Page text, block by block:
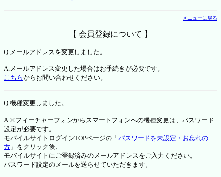
メニューに戻る
【 会員登録について 】
Q.メールアドレスを変更しました。
A.メールアドレス変更した場合はお手続きが必要です。
こちらからお問い合わせください。
Q.機種変更しました。
A.※フィーチャーフォンからスマートフォンへの機種変更は、パスワード
設定が必要です。
モバイルサイトログインTOPページの「 パスワードを未設定・お忘れの
方 」をクリック後、
モバイルサイトにご登録済みのメールアドレスをご入力ください。
パスワード設定のメールを送らせていただきます。